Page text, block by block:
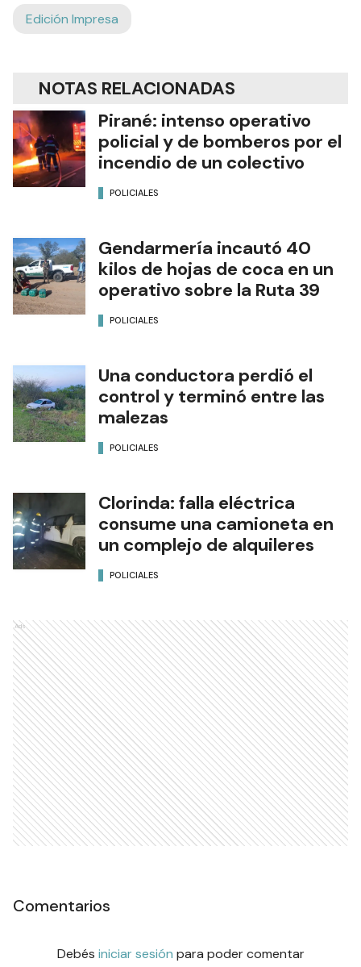
Edición Impresa
NOTAS RELACIONADAS
Pirané: intenso operativo
policial y de bomberos por el
incendio de un colectivo
POLICIALES
Gendarmería incautó 40
kilos de hojas de coca en un
operativo sobre la Ruta 39
POLICIALES
Una conductora perdió el
control y terminó entre las
malezas
POLICIALES
Clorinda: falla eléctrica
consume una camioneta en
un complejo de alquileres
POLICIALES
Ads
Comentarios
Debés iniciar sesión para poder comentar